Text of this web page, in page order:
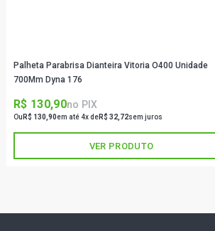
Palheta Parabrisa Dianteira Vitoria O400 Unidade
700Mm Dyna 176
R$ 130,90no PIX
Ou R$ 130,90em até 4x deR$ 32,72sem juros
VER PRODUTO